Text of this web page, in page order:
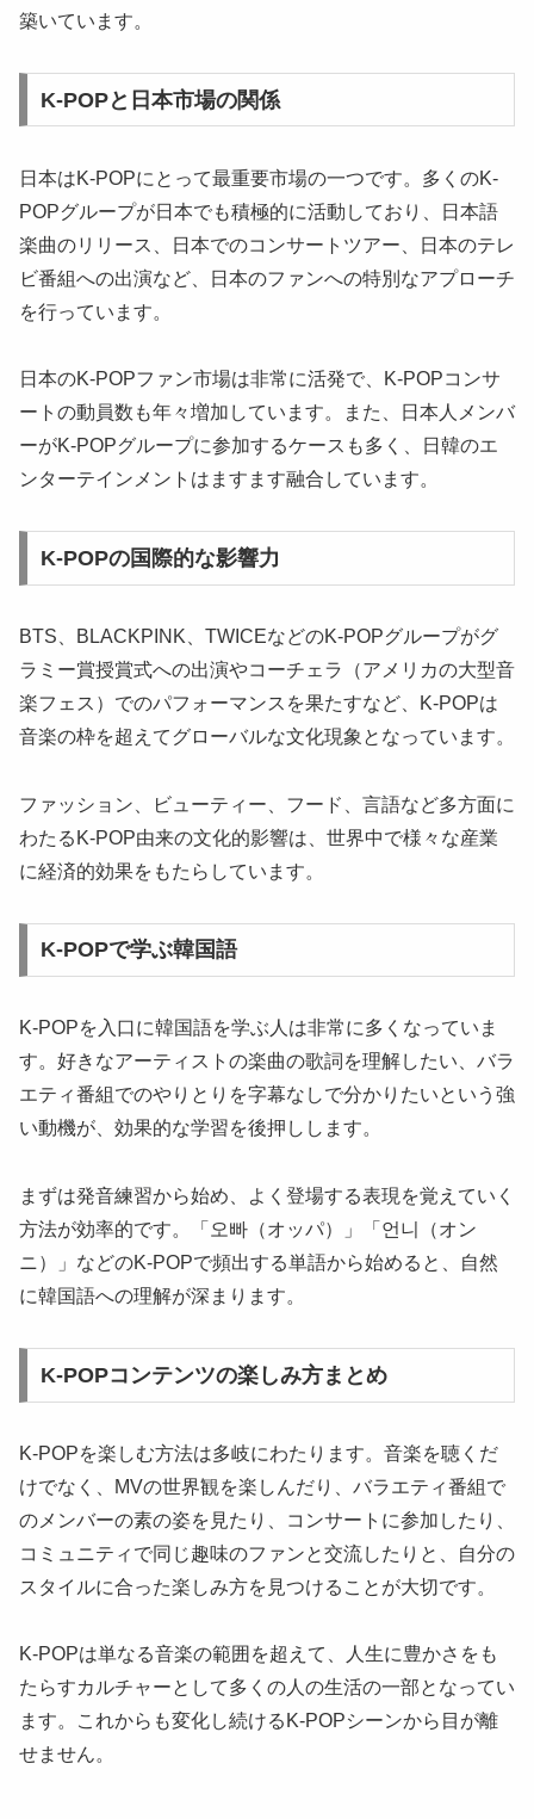
築いています。
K-POPと日本市場の関係
日本はK-POPにとって最重要市場の一つです。多くのK-
POPグループが日本でも積極的に活動しており、日本語
楽曲のリリース、日本でのコンサートツアー、日本のテレ
ビ番組への出演など、日本のファンへの特別なアプローチ
を行っています。
日本のK-POPファン市場は非常に活発で、K-POPコンサ
ートの動員数も年々増加しています。また、日本人メンバ
ーがK-POPグループに参加するケースも多く、日韓のエ
ンターテインメントはますます融合しています。
K-POPの国際的な影響力
BTS、BLACKPINK、TWICEなどのK-POPグループがグ
ラミー賞授賞式への出演やコーチェラ（アメリカの大型音
楽フェス）でのパフォーマンスを果たすなど、K-POPは
音楽の枠を超えてグローバルな文化現象となっています。
ファッション、ビューティー、フード、言語など多方面に
わたるK-POP由来の文化的影響は、世界中で様々な産業
に経済的効果をもたらしています。
K-POPで学ぶ韓国語
K-POPを入口に韓国語を学ぶ人は非常に多くなっていま
す。好きなアーティストの楽曲の歌詞を理解したい、バラ
エティ番組でのやりとりを字幕なしで分かりたいという強
い動機が、効果的な学習を後押しします。
まずは発音練習から始め、よく登場する表現を覚えていく
方法が効率的です。「오빠（オッパ）」「언니（オン
ニ）」などのK-POPで頻出する単語から始めると、自然
に韓国語への理解が深まります。
K-POPコンテンツの楽しみ方まとめ
K-POPを楽しむ方法は多岐にわたります。音楽を聴くだ
けでなく、MVの世界観を楽しんだり、バラエティ番組で
のメンバーの素の姿を見たり、コンサートに参加したり、
コミュニティで同じ趣味のファンと交流したりと、自分の
スタイルに合った楽しみ方を見つけることが大切です。
K-POPは単なる音楽の範囲を超えて、人生に豊かさをも
たらすカルチャーとして多くの人の生活の一部となってい
ます。これからも変化し続けるK-POPシーンから目が離
せません。